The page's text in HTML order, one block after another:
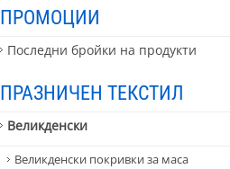
ПРОМОЦИИ
Последни бройки на продукти
ПРАЗНИЧЕН ТЕКСТИЛ
Великденски
Великденски покривки за маса